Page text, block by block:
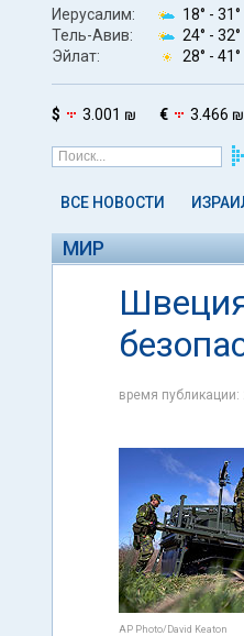
Иерусалим: 18° - 31°
Тель-Авив:
24° - 32°
Эйлат:
28° - 41°
$ 3.001 ₪ € 3.466 ₪
ВСЕ НОВОСТИ
МИР
время
AP Photo/David Keaton